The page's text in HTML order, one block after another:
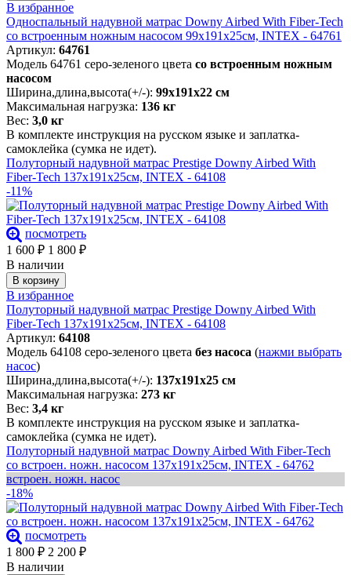
В избранное
Односпальный надувной матрас Downy Airbed With Fiber-Tech
со встроенным ножным насосом 99х191х25см, INTEX - 64761
Артикул: 64761
Модель 64761 серо-зеленого цвета со встроенным ножным
насосом
Ширина,длина,высота(+/-): 99х191х22 см
Максимальная нагрузка: 136 кг
Вес: 3,0 кг
В комплекте инструкция на русском языке и заплатка-
самоклейка (сумка не идет).
Полуторный надувной матрас Prestige Downy Airbed With
Fiber-Tech 137х191х25см, INTEX - 64108
-11%
посмотреть
1 600 ₽ 1 800 ₽
В наличии
В корзину
В избранное
Полуторный надувной матрас Prestige Downy Airbed With
Fiber-Tech 137х191х25см, INTEX - 64108
Артикул: 64108
Модель 64108 серо-зеленого цвета без насоса (нажми выбрать
насос)
Ширина,длина,высота(+/-): 137х191х25 см
Максимальная нагрузка: 273 кг
Вес: 3,4 кг
В комплекте инструкция на русском языке и заплатка-
самоклейка (сумка не идет).
Полуторный надувной матрас Downy Airbed With Fiber-Tech
со встроен. ножн. насосом 137х191х25см, INTEX - 64762
встроен. ножн. насос
-18%
посмотреть
1 800 ₽ 2 200 ₽
В наличии